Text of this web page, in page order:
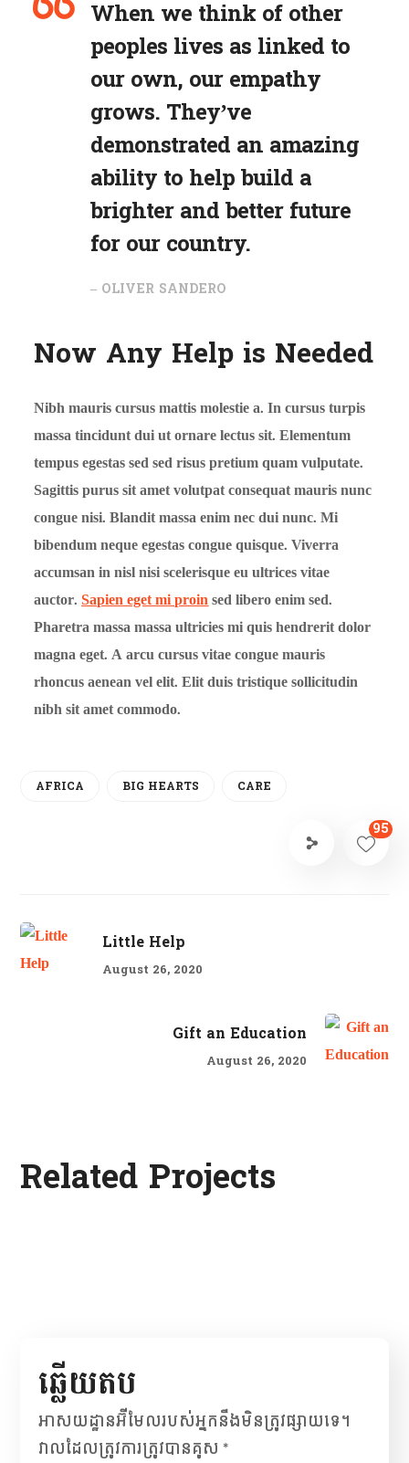
When we think of other
peoples lives as linked to
our own, our empathy
grows. They’ve
demonstrated an amazing
ability to help build a
brighter and better future
for our country.
– OLIVER SANDERO
Now Any Help is Needed
Nibh mauris cursus mattis molestie a. In cursus turpis
massa tincidunt dui ut ornare lectus sit. Elementum
tempus egestas sed sed risus pretium quam vulputate.
Sagittis purus sit amet volutpat consequat mauris nunc
congue nisi. Blandit massa enim nec dui nunc. Mi
bibendum neque egestas congue quisque. Viverra
accumsan in nisl nisi scelerisque eu ultrices vitae
auctor.Sapien eget mi proinsed libero enim sed.
Pharetra massa massa ultricies mi quis hendrerit dolor
magna eget. A arcu cursus vitae congue mauris
rhoncus aenean vel elit. Elit duis tristique sollicitudin
nibh sit amet commodo.
AFRICA BIG HEARTS CARE
95
Little Help
August 26, 2020
Gift an Education
August 26, 2020
Related Projects
Dads in Africa
#AFRICA
ឆ្លើយ​តប
អាសយដ្ឋាន​អ៊ីមែល​របស់​អ្នក​នឹង​មិន​ត្រូវ​ផ្សាយ​ទេ។
វាល​ដែល​ត្រូវ​ការ​ត្រូវ​បាន​គូស*